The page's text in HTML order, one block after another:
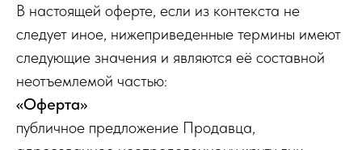
В настоящей оферте, если из контекста не
следует иное, нижеприведенные термины имеют
следующие значения и являются её составной
неотъемлемой частью:
«Оферта»
публичное предложение Продавца,